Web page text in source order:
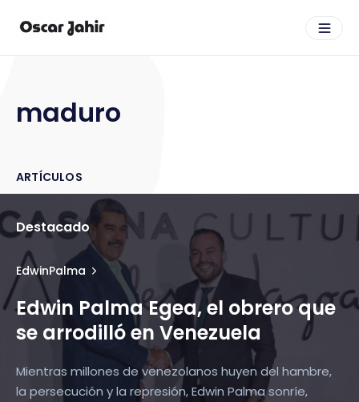
maduro
ARTÍCULOS
Destacado
EdwinPalma
Edwin Palma Egea, el obrero que
se arrodilló en Venezuela
Mientras millones de venezolanos huyen del hambre,
la persecución y la represión, Edwin Palma sonríe,